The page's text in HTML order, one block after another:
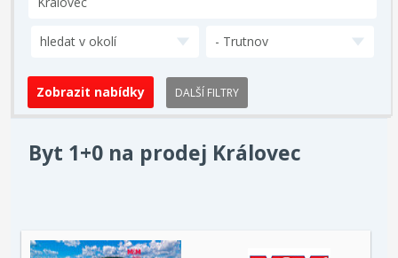
hledat v okolí - Trutnov
DALŠÍ FILTRY
Byt 1+0 na prodej Královec